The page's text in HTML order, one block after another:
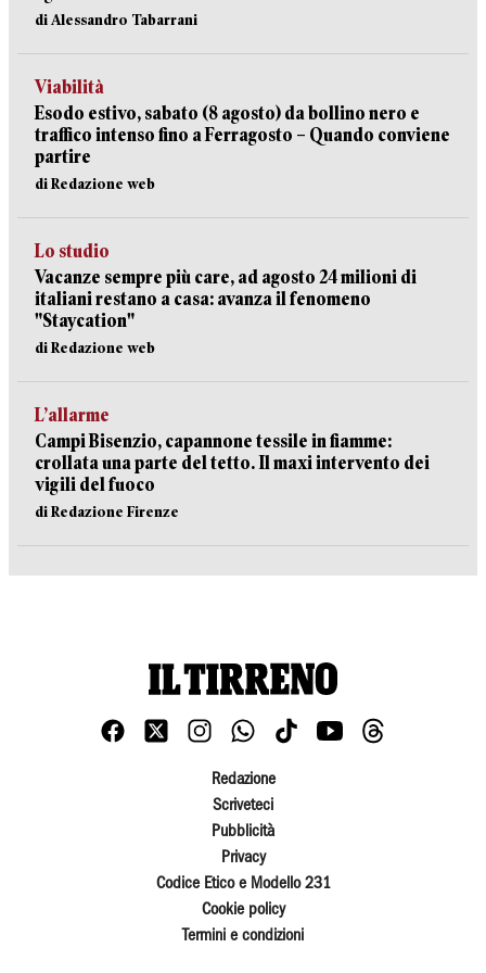
di Alessandro Tabarrani
Viabilità
Esodo estivo, sabato (8 agosto) da bollino nero e
traffico intenso fino a Ferragosto – Quando conviene
partire
di Redazione web
Lo studio
Vacanze sempre più care, ad agosto 24 milioni di
italiani restano a casa: avanza il fenomeno
"Staycation"
di Redazione web
L’allarme
Campi Bisenzio, capannone tessile in fiamme:
crollata una parte del tetto. Il maxi intervento dei
vigili del fuoco
di Redazione Firenze
Redazione
Scriveteci
Pubblicità
Privacy
Codice Etico e Modello 231
Cookie policy
Termini e condizioni